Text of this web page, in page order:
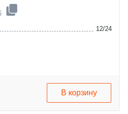
12/24
В корзину